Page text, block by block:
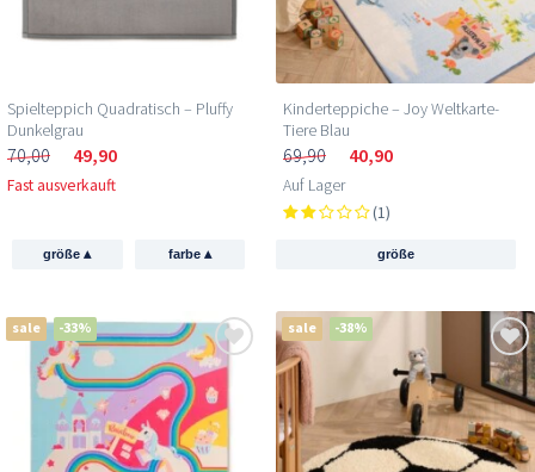
Spielteppich Quadratisch – Pluffy
Dunkelgrau
70,00 49,90
Fast ausverkauft
größe▴ farbe ▴
Kinderteppiche – Joy Weltkarte-
Tiere Blau
69,90 40,90
Auf Lager
(1)
größe
sale -33% sale -38%